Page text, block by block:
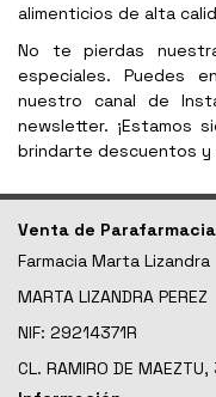
alimenticios de alta
No te pierdas
especiales. Puedes
nuestro canal de
newsletter. ¡Estamos
brindarte descuentos y
Venta de
Farmacia Marta Lizandra
MARTA LIZANDRA PEREZ
NIF: 29214371R
CL. RAMIRO DE